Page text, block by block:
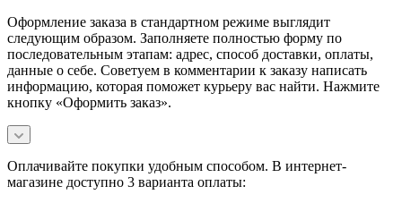
Оформление заказа в стандартном режиме выглядит
следующим образом. Заполняете полностью форму по
последовательным этапам: адрес, способ доставки, оплаты,
данные о себе. Советуем в комментарии к заказу написать
информацию, которая поможет курьеру вас найти. Нажмите
кнопку «Оформить заказ».
Оплачивайте покупки удобным способом. В интернет-
магазине доступно 3 варианта оплаты: